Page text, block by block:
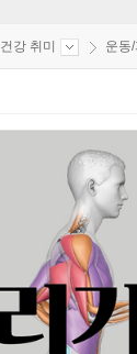
건강 취미 운동